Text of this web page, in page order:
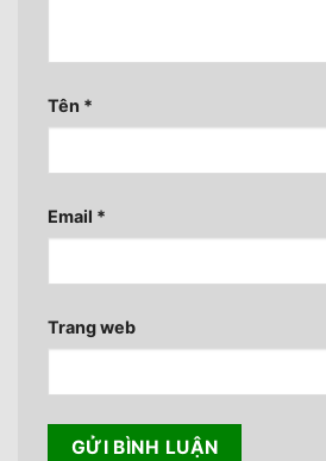
Tên *
Email *
Trang web